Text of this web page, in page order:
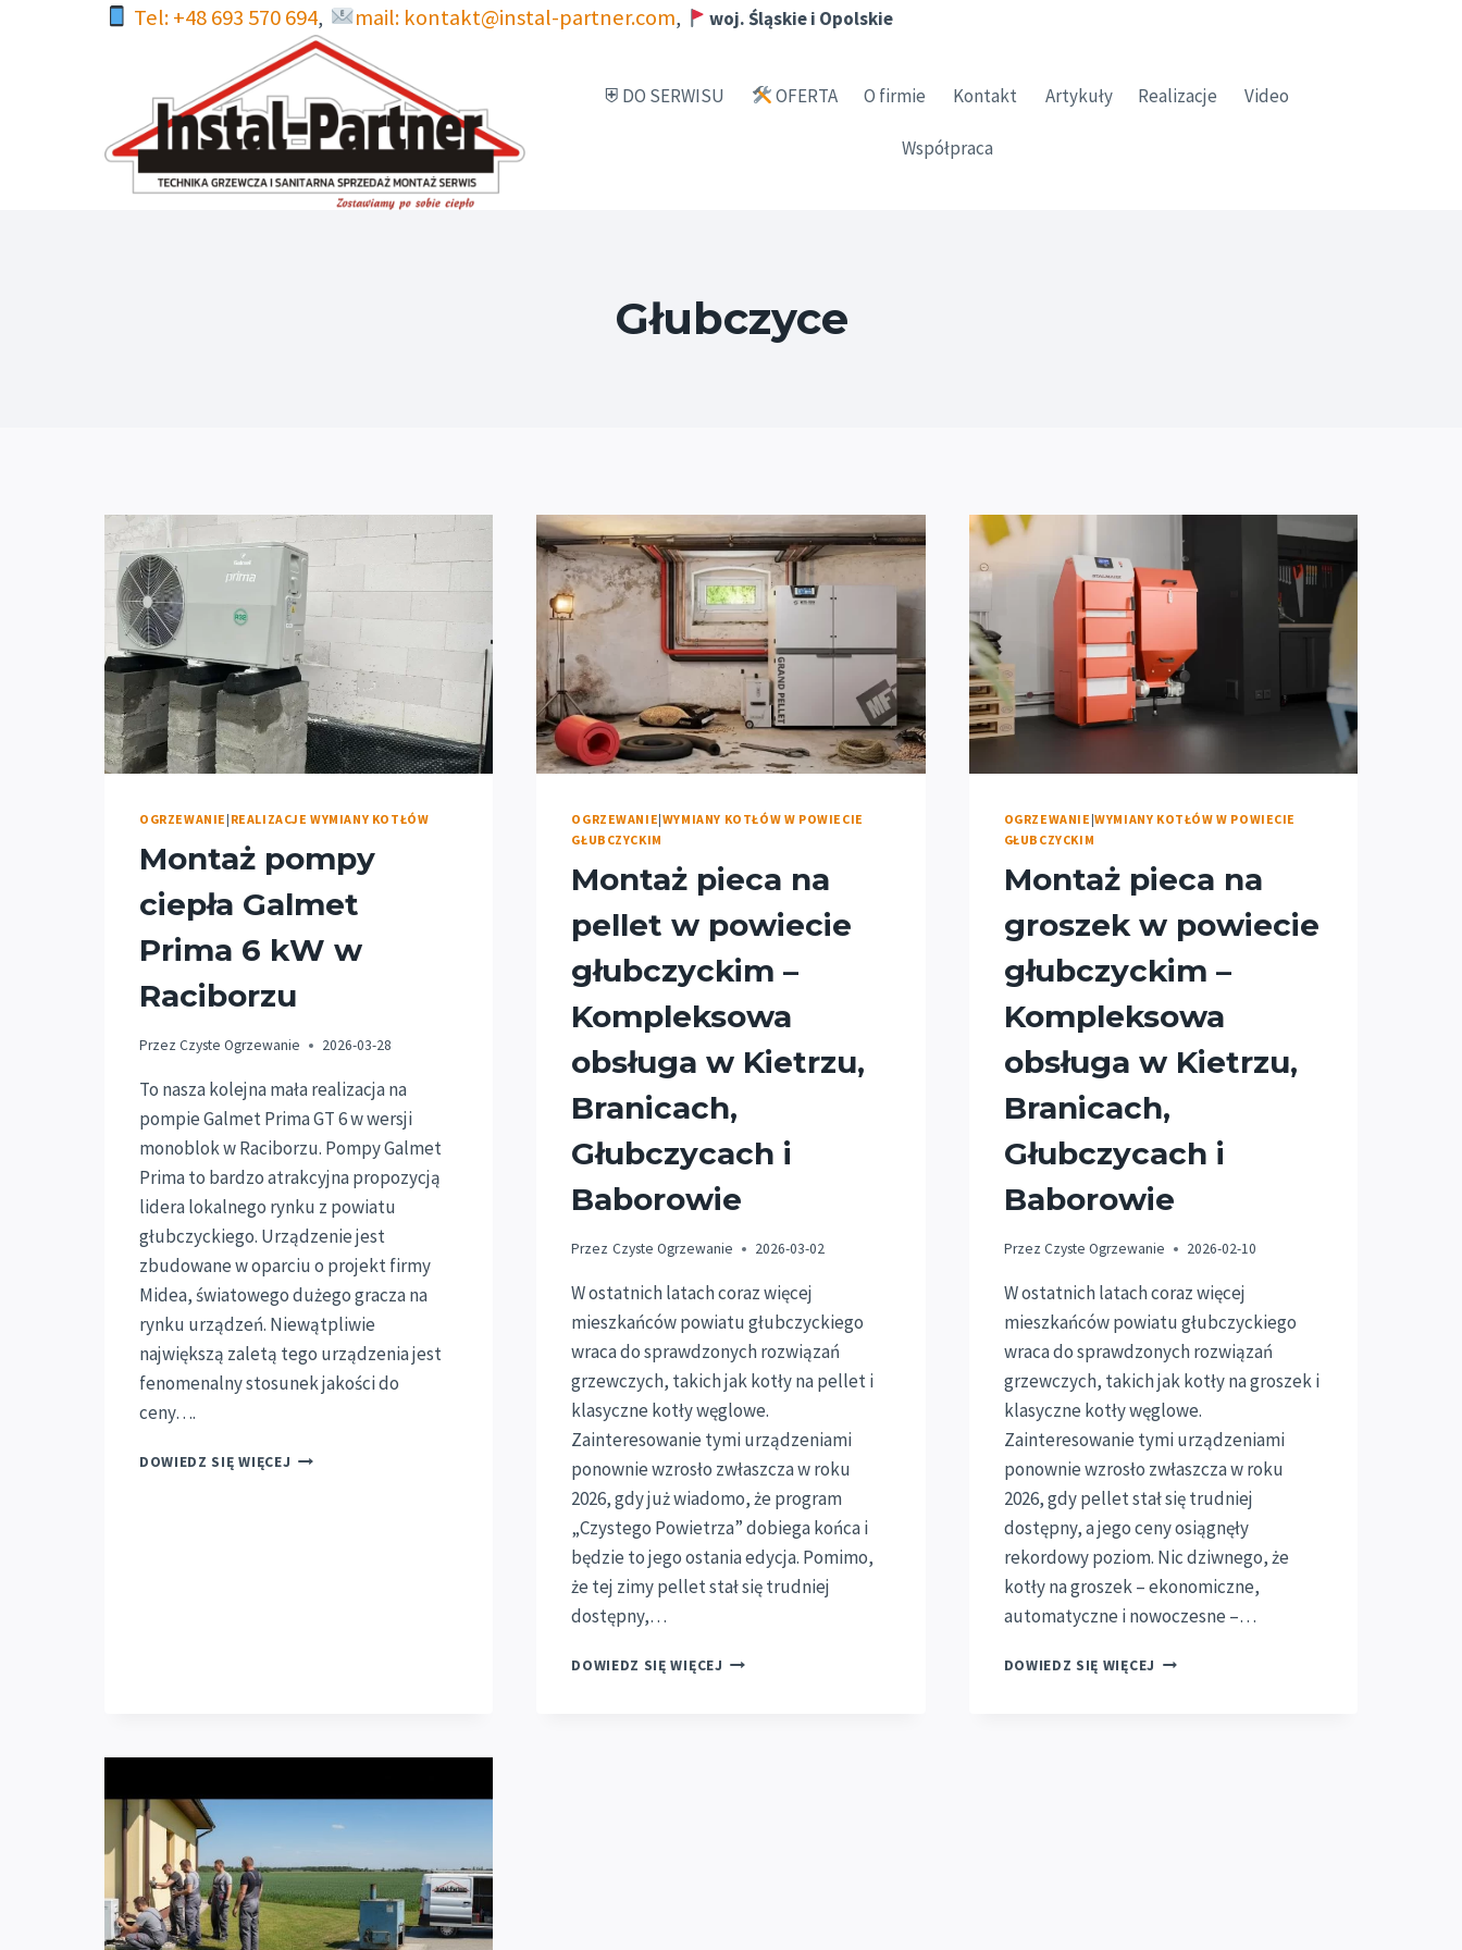
Tel: +48 693 570 694, mail: kontakt@instal-partner.com, woj. Śląskie i Opolskie
⛨ DO SERWISU OFERTA O firmie Kontakt Artykuły Realizacje Video
Współpraca
Głubczyce
OGRZEWANIE | REALIZACJE WYMIANY KOTŁÓW
Montaż pompy
ciepła Galmet
Prima 6 kW w
Raciborzu
Przez Czyste Ogrzewanie 2026-03-28
To nasza kolejna mała realizacja na
pompie Galmet Prima GT 6 w wersji
monoblok w Raciborzu. Pompy Galmet
Prima to bardzo atrakcyjna propozycją
lidera lokalnego rynku z powiatu
głubczyckiego. Urządzenie jest
zbudowane w oparciu o projekt firmy
Midea, światowego dużego gracza na
rynku urządzeń. Niewątpliwie
największą zaletą tego urządzenia jest
fenomenalny stosunek jakości do
ceny….
DOWIEDZ SIĘ WIĘCEJ MONTAŻ
OGRZEWANIE|WYMIANY KOTŁÓW W POWIECIE
GŁUBCZYCKIM
Montaż pieca na
pellet w powiecie
głubczyckim –
Kompleksowa
obsługa w Kietrzu,
Branicach,
Głubczycach i
Baborowie
Przez Czyste Ogrzewanie 2026-03-02
W ostatnich latach coraz więcej
mieszkańców powiatu głubczyckiego
wraca do sprawdzonych rozwiązań
grzewczych, takich jak kotły na pellet i
klasyczne kotły węglowe.
Zainteresowanie tymi urządzeniami
ponownie wzrosło zwłaszcza w roku
2026, gdy już wiadomo, że program
„Czystego Powietrza” dobiega końca i
będzie to jego ostania edycja. Pomimo,
że tej zimy pellet stał się trudniej
dostępny,…
DOWIEDZ SIĘ WIĘCEJ MONTAŻ
OGRZEWANIE |WYMIANY KOTŁÓW W POWIECIE
GŁUBCZYCKIM
Montaż pieca na
groszek w powiecie
głubczyckim –
Kompleksowa
obsługa w Kietrzu,
Branicach,
Głubczycach i
Baborowie
Przez Czyste Ogrzewanie 2026-02-10
W ostatnich latach coraz więcej
mieszkańców powiatu głubczyckiego
wraca do sprawdzonych rozwiązań
grzewczych, takich jak kotły na groszek i
klasyczne kotły węglowe.
Zainteresowanie tymi urządzeniami
ponownie wzrosło zwłaszcza w roku
2026, gdy pellet stał się trudniej
dostępny, a jego ceny osiągnęły
rekordowy poziom. Nic dziwnego, że
kotły na groszek – ekonomiczne,
automatyczne i nowoczesne –…
DOWIEDZ SIĘ WIĘCEJ MONTAŻ